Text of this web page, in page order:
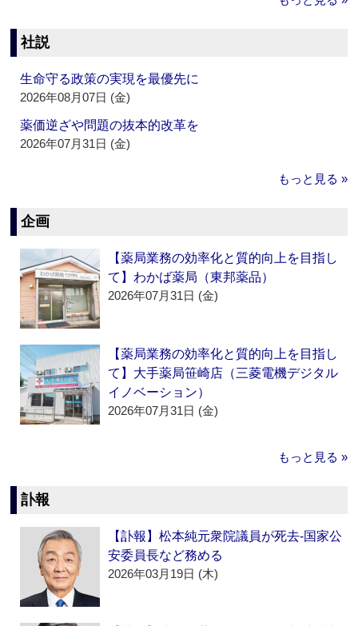
社説
生命守る政策の実現を最優先に
2026年08月07日 (金)
薬価逆ざや問題の抜本的改革を
2026年07月31日 (金)
もっと見る »
企画
【薬局業務の効率化と質的向上を目指し
て】わかば薬局（東邦薬品）
2026年07月31日 (金)
【薬局業務の効率化と質的向上を目指し
て】大手薬局笹崎店（三菱電機デジタル
イノベーション）
2026年07月31日 (金)
もっと見る »
訃報
【訃報】松本純元衆院議員が死去‐国家公
安委員長など務める
2026年03月19日 (木)